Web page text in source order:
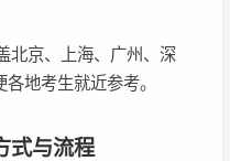
北京、上海、广州、深
地考生就近参考。
式与流程